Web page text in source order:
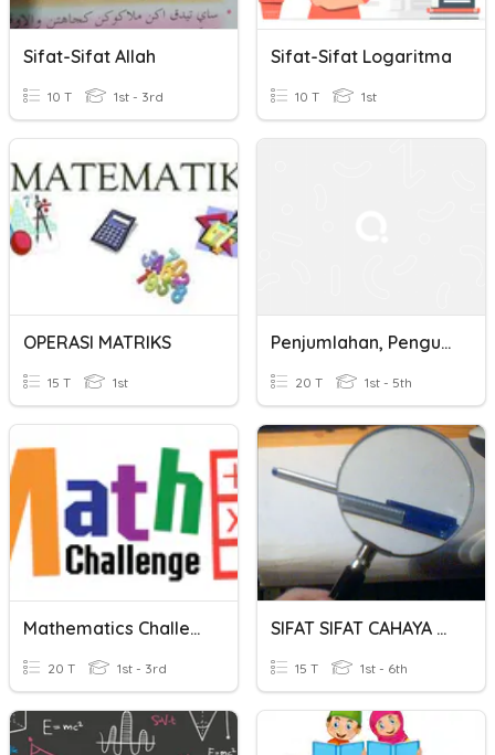
Sifat-Sifat Allah
10 T 1st - 3rd
Sifat-Sifat Logaritma
10 T 1st
OPERASI MATRIKS
15 T 1st
Penjumlahan, Pengurangan,perkalian
20 T 1st - 5th
Mathematics Challenge
20 T 1st - 3rd
SIFAT SIFAT CAHAYA SAINS TAHUN 4
15 T 1st - 6th